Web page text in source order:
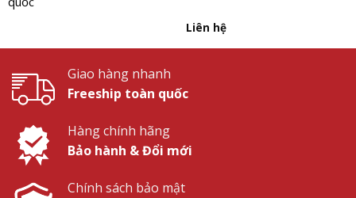
Liên hệ
Giao hàng nhanh
Freeship toàn quốc
Hàng chính hãng
Bảo hành & Đổi mới
Chính sách bảo mật